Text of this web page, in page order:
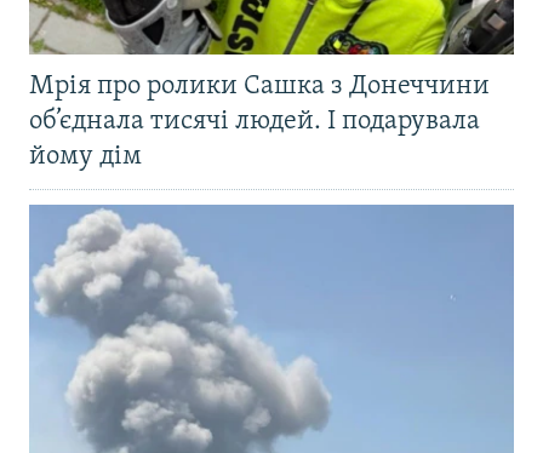
Мрія про ролики Сашка з Донеччини
об’єднала тисячі людей. І подарувала
йому дім